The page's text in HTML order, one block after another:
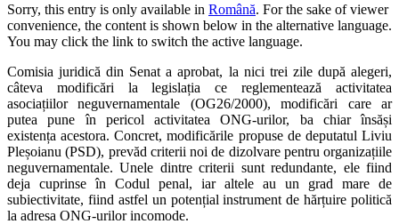
Sorry, this entry is only available in Română. For the sake of viewer
convenience, the content is shown below in the alternative language.
You may click the link to switch the active language.
Comisia juridică din Senat a aprobat, la nici trei zile după alegeri,
câteva modificări la legislația ce reglementează activitatea
asociațiilor neguvernamentale (OG26/2000), modificări care ar
putea pune în pericol activitatea ONG-urilor, ba chiar însăși
existența acestora. Concret, modificările propuse de deputatul Liviu
Pleșoianu (PSD), prevăd criterii noi de dizolvare pentru organizațiile
neguvernamentale. Unele dintre criterii sunt redundante, ele fiind
deja cuprinse în Codul penal, iar altele au un grad mare de
subiectivitate, fiind astfel un potențial instrument de hărțuire politică
la adresa ONG-urilor incomode.